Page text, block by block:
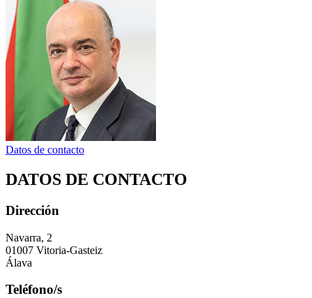
Datos de contacto
DATOS DE CONTACTO
Dirección
Navarra, 2
01007 Vitoria-Gasteiz
Álava
Teléfono/s